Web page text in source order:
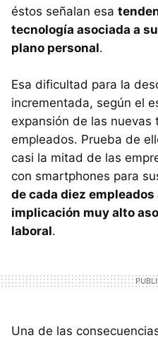
éstos señalan esa
tecnología asociada a
plano personal.
Esa dificultad para la
incrementada, según el
expansión de las nuevas
empleados. Prueba de
casi la mitad de las
con smartphones para
de cada diez
implicación muy alto
laboral.
Una de las